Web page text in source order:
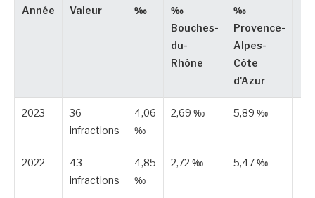
Année Valeur ‰
‰
Bouches-
du-
Rhône
‰
Provence-
Alpes-
Côte
d'Azur
2023
36
infractions
4,06
‰
2,69 ‰ 5,89 ‰
2022
43
infractions
4,85
‰
2,72 ‰ 5,47 ‰